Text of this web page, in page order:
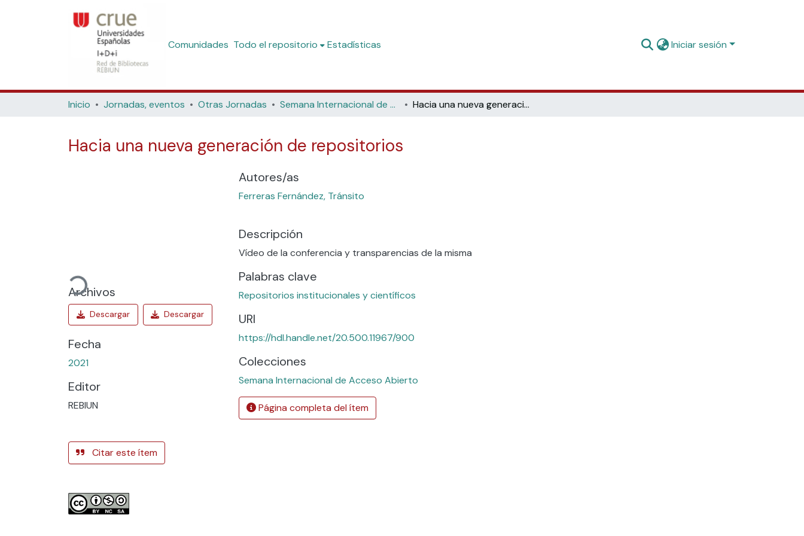
Comunidades Todo el repositorio Estadísticas Iniciar sesión
Inicio Jornadas, eventos Otras Jornadas Semana Internacional de Acceso Abierto Hacia una nueva generación de repositorios
Hacia una nueva generación de repositorios
Cargando...
Archivos
Fecha
2021
Editor
REBIUN
Citar este ítem
Autores/as
Ferreras Fernández, Tránsito
Descripción
Vídeo de la conferencia y transparencias de la misma
Palabras clave
Repositorios institucionales y científicos
URI
https://hdl.handle.net/20.500.11967/900
Colecciones
Semana Internacional de Acceso Abierto
Página completa del ítem